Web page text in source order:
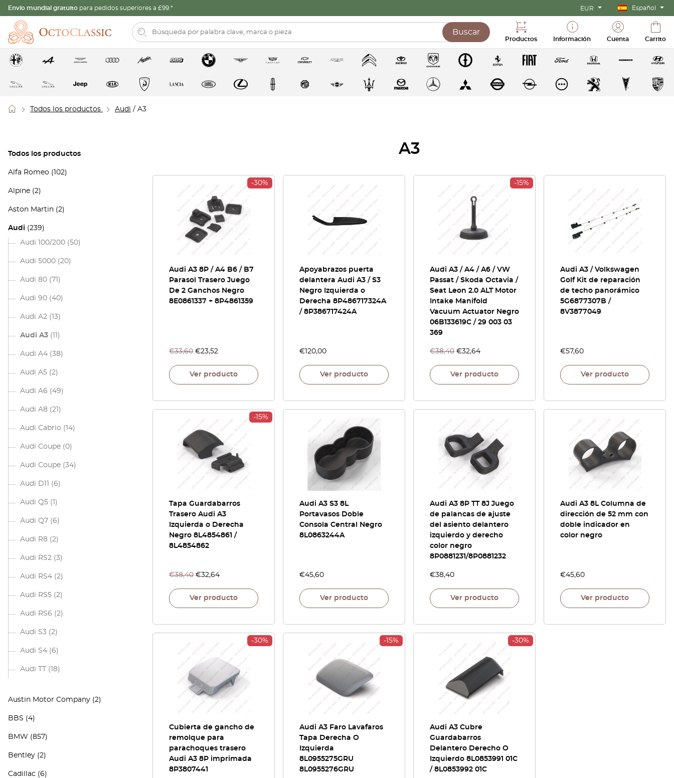
Envío mundial gratuito para pedidos superiores a £99.* EUR Español
Buscar
Productos Información Cuenta Carrito
Todos los productos Audi / A3
Todos los productos
Alfa Romeo (102)
Alpine (2)
Aston Martin (2)
Audi (239)
Audi 100/200 (50)
Audi 5000 (20)
Audi 80 (71)
Audi 90 (40)
Audi A2 (13)
Audi A3 (11)
Audi A4 (38)
Audi A5 (2)
Audi A6 (49)
Audi A8 (21)
Audi Cabrio (14)
Audi Coupe (0)
Audi Coupe (34)
Audi D11 (6)
Audi Q5 (1)
Audi Q7 (6)
Audi R8 (2)
Audi RS2 (3)
Audi RS4 (2)
Audi RS5 (2)
Audi RS6 (2)
Audi S3 (2)
Audi S4 (6)
Audi TT (18)
Austin Motor Company (2)
BBS (4)
BMW (857)
Bentley (2)
Cadillac (6)
A3
-30%
Audi A3 8P / A4 B6 / B7
Parasol Trasero Juego
De 2 Ganchos Negro
8E0861337 + 8P4861359
€33,60 €23,52
Ver producto
Apoyabrazos puerta
delantera Audi A3 / S3
Negro Izquierda o
Derecha 8P486717324A
/ 8P386717424A
€ 120,00
Ver producto
-15%
Audi A3 / A4 / A6 / VW
Passat / Skoda Octavia /
Seat Leon 2.0 ALT Motor
Intake Manifold
Vacuum Actuator Negro
06B133619C / 29 003 03
369
€38,40 €32,64
Ver producto
Audi A3 / Volkswagen
Golf Kit de reparación
de techo panorámico
5G6877307B /
8V3877049
€57,60
Ver producto
-15%
Tapa Guardabarros
Trasero Audi A3
Izquierda o Derecha
Negro 8L4854861 /
8L4854862
€38,40 €32,64
Ver producto
Audi A3 S3 8L
Portavasos Doble
Consola Central Negro
8L0863244A
€45,60
Ver producto
Audi A3 8P TT 8J Juego
de palancas de ajuste
del asiento delantero
izquierdo y derecho
color negro
8P0881231/8P0881232
€38,40
Ver producto
Audi A3 8L Columna de
dirección de 52 mm con
doble indicador en
color negro
€45,60
Ver producto
-30%
Cubierta de gancho de
remolque para
parachoques trasero
Audi A3 8P imprimada
8P3807441
-15%
Audi A3 Faro Lavafaros
Tapa Derecha O
Izquierda
8L0955275GRU
8L0955276GRU
-30%
Audi A3 Cubre
Guardabarros
Delantero Derecho O
Izquierdo 8L0853991 01C
/ 8L0853992 01C